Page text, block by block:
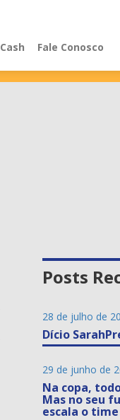
Cash Fale Conosco
Posts
28 de julho de
Dício
29 de junho de
Na copa,
Mas no seu
escala o